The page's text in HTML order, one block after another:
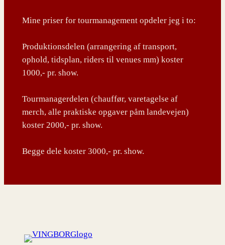
Mine priser for tourmanagement opdeler jeg i to:
Produktionsdelen (arrangering af transport,
ophold, tidsplan, riders til venues mm) koster
1000,- pr. show.
Tourmanagerdelen (chauffør, varetagelse af
merch, alle praktiske opgaver påm landevejen)
koster 2000,- pr. show.
Begge dele koster 3000,- pr. show.